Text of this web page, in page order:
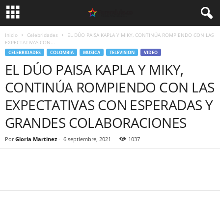
Inicio Celebridades
EL DÚO PAISA KAPLA Y MIKY, CONTINÚA ROMPIENDO CON LAS
EXPECTATIVAS CON...
CELEBRIDADES COLOMBIA MUSICA TELEVISION VIDEO
EL DÚO PAISA KAPLA Y MIKY,
CONTINÚA ROMPIENDO CON LAS
EXPECTATIVAS CON ESPERADAS Y
GRANDES COLABORACIONES
Por Gloria Martinez - 6 septiembre, 2021 1037